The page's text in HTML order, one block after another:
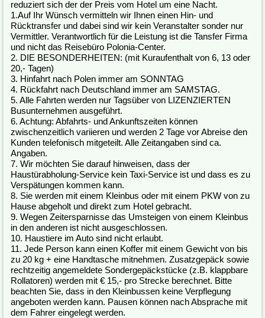
reduziert sich der der Preis vom Hotel um eine Nacht.
1.Auf Ihr Wünsch vermitteln wir Ihnen einen Hin- und
Rücktransfer und dabei sind wir kein Veranstalter sonder nur
Vermittler. Verantwortlich für die Leistung ist die Tansfer Firma
und nicht das Reisebüro Polonia-Center.
2. DIE BESONDERHEITEN: (mit Kuraufenthalt von 6, 13 oder
20,- Tagen)
3. Hinfahrt nach Polen immer am SONNTAG
4. Rückfahrt nach Deutschland immer am SAMSTAG.
5. Alle Fahrten werden nur Tagsüber von LIZENZIERTEN
Busunternehmen ausgeführt.
6. Achtung: Abfahrts- und Ankunftszeiten können
zwischenzeitlich variieren und werden 2 Tage vor Abreise den
Kunden telefonisch mitgeteilt. Alle Zeitangaben sind ca.
Angaben.
7. Wir möchten Sie darauf hinweisen, dass der
Haustürabholung-Service kein Taxi-Service ist und dass es zu
Verspätungen kommen kann.
8. Sie werden mit einem Kleinbus oder mit einem PKW von zu
Hause abgeholt und direkt zum Hotel gebracht.
9. Wegen Zeitersparnisse das Umsteigen von einem Kleinbus
in den anderen ist nicht ausgeschlossen.
10. Haustiere im Auto sind nicht erlaubt.
11. Jede Person kann einen Koffer mit einem Gewicht von bis
zu 20 kg + eine Handtasche mitnehmen. Zusatzgepäck sowie
rechtzeitig angemeldete Sondergepäckstücke (z.B. klappbare
Rollatoren) werden mit € 15,- pro Strecke berechnet. Bitte
beachten Sie, dass in den Kleinbussen keine Verpflegung
angeboten werden kann. Pausen können nach Absprache mit
dem Fahrer eingelegt werden.